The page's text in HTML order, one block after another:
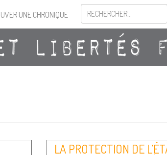
UNE CHRONIQUE
LA PROTECTION DE